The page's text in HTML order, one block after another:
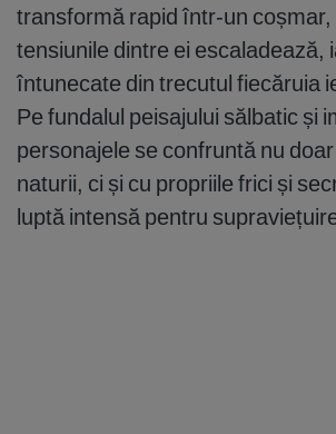
transformă rapid într-un coșmar,
tensiunile dintre ei escaladează,
întunecate din trecutul fiecăruia
Pe fundalul peisajului sălbatic și
personajele se confruntă nu
naturii, ci și cu propriile frici și
luptă intensă pentru